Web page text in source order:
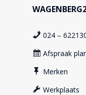
024 –
Afspraak
Merken
Werkplaats